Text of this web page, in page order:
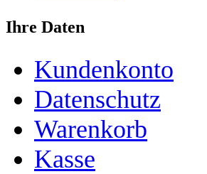
Ihre Daten
Kundenkonto
Datenschutz
Warenkorb
Kasse